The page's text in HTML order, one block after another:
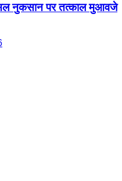
नुकसान पर तत्काल मुआवजे